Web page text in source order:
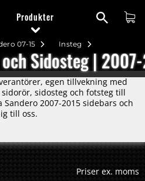
Produkter
Insteg
07-15
Sidosteg |
egen tillvekning med
sidosteg och fotsteg till
2007-2015 sidebars och
till oss.
Priser ex. moms